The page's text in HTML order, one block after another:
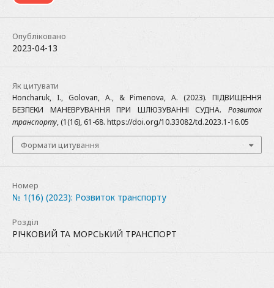
Опубліковано
2023-04-13
Як цитувати
Honcharuk, I., Golovan, A., & Pimenova, A. (2023). ПІДВИЩЕННЯ
БЕЗПЕКИ МАНЕВРУВАННЯ ПРИ ШЛЮЗУВАННІ СУДНА. Розвиток
транспорту, (1(16), 61-68. https://doi.org/10.33082/td.2023.1-16.05
Формати цитування
Номер
№ 1(16) (2023): Розвиток транспорту
Розділ
РІЧКОВИЙ ТА МОРСЬКИЙ ТРАНСПОРТ